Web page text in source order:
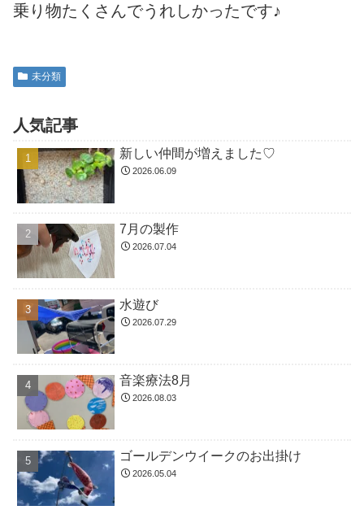
乗り物たくさんでうれしかったです♪
未分類
人気記事
新しい仲間が増えました♡
2026.06.09
7月の製作
2026.07.04
水遊び
2026.07.29
音楽療法8月
2026.08.03
ゴールデンウイークのお出掛け
2026.05.04